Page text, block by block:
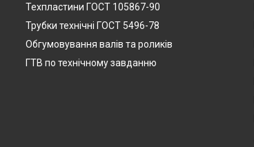
Техпластини ГОСТ 105867-90
Трубки технічні ГОСТ 5496-78
Обгумовування валів та роликів
ГТВ по технічному завданню